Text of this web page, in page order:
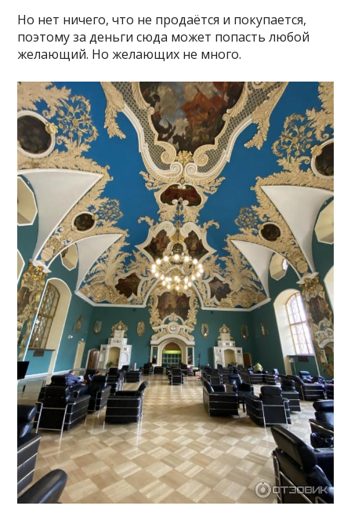
Но нет ничего, что не продаётся и покупается,
поэтому за деньги сюда может попасть любой
желающий. Но желающих не много.